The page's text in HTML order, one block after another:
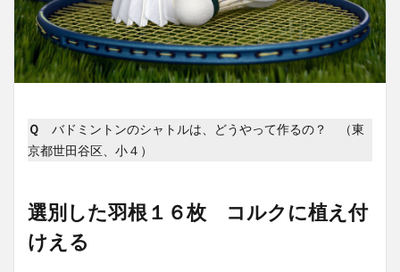
Ｑ バドミントンのシャトルは、どうやって作るの？ （東
京都世田谷区、小４）
選別した羽根１６枚 コルクに植え付
けえる